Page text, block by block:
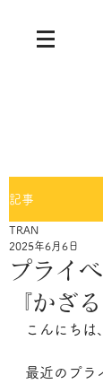
記事
プライ
『かざ
TRAN
2025年6月6日
こんにちは
最近のプラ